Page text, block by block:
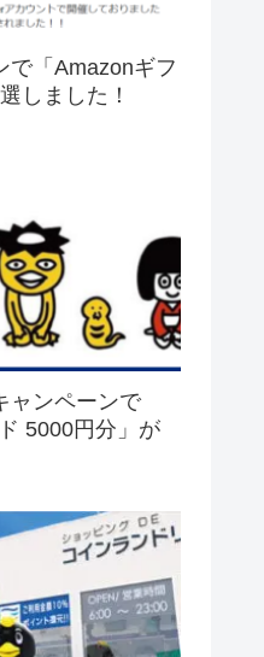
で「Amazonギフ
しました！
ャンペーンで
5000円分」が